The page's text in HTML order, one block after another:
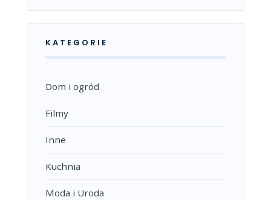
KATEGORIE
Dom i ogród
Filmy
Inne
Kuchnia
Moda i Uroda